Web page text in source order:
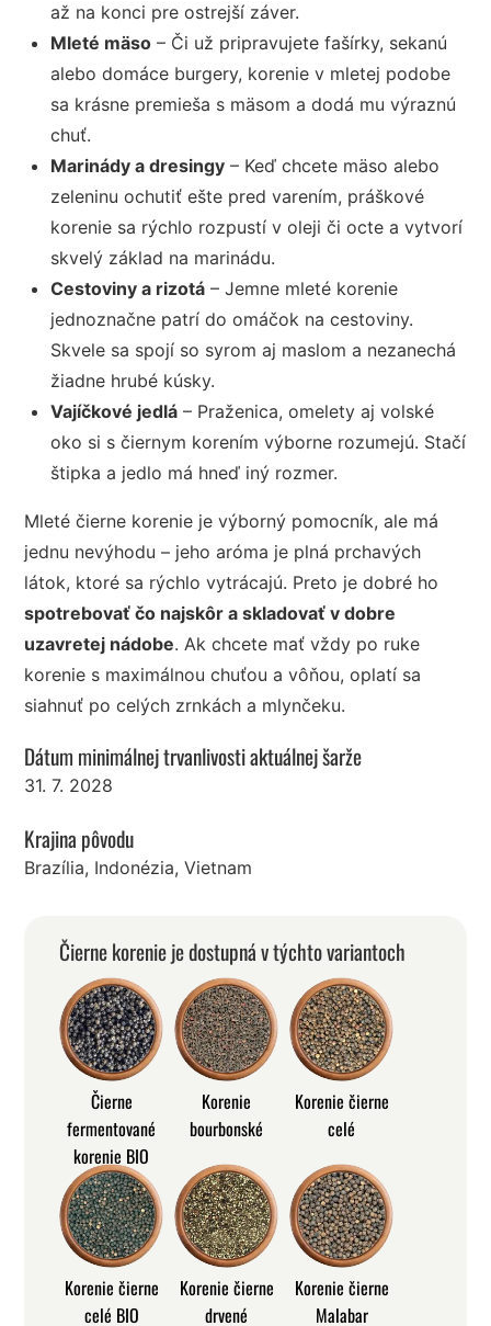
až na konci pre ostrejší záver.
Mleté mäso – Či už pripravujete fašírky, sekanú
alebo domáce burgery, korenie v mletej podobe
sa krásne premieša s mäsom a dodá mu výraznú
chuť.
Marinády a dresingy – Keď chcete mäso alebo
zeleninu ochutiť ešte pred varením, práškové
korenie sa rýchlo rozpustí v oleji či octe a vytvorí
skvelý základ na marinádu.
Cestoviny a rizotá – Jemne mleté korenie
jednoznačne patrí do omáčok na cestoviny.
Skvele sa spojí so syrom aj maslom a nezanechá
žiadne hrubé kúsky.
Vajíčkové jedlá – Praženica, omelety aj volské
oko si s čiernym korením výborne rozumejú. Stačí
štipka a jedlo má hneď iný rozmer.
Mleté čierne korenie je výborný pomocník, ale má
jednu nevýhodu – jeho aróma je plná prchavých
látok, ktoré sa rýchlo vytrácajú. Preto je dobré ho
spotrebovať čo najskôr a skladovať v dobre
uzavretej nádobe. Ak chcete mať vždy po ruke
korenie s maximálnou chuťou a vôňou, oplatí sa
siahnuť po celých zrnkách a mlynčeku.
Dátum minimálnej trvanlivosti aktuálnej šarže
31. 7. 2028
Krajina pôvodu
Brazília, Indonézia, Vietnam
Čierne korenie je dostupná v týchto variantoch
Čierne
fermentované
korenie BIO
Korenie
bourbonské
Korenie čierne
celé
Korenie čierne
celé BIO
Korenie čierne
drvené
Korenie čierne
Malabar